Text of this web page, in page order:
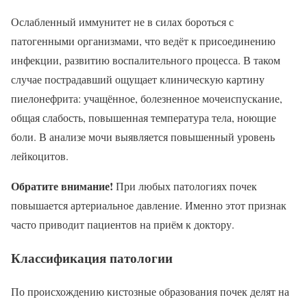
Ослабленный иммунитет не в силах бороться с
патогенными организмами, что ведёт к присоединению
инфекции, развитию воспалительного процесса. В таком
случае пострадавший ощущает клиническую картину
пиелонефрита: учащённое, болезненное мочеиспускание,
общая слабость, повышенная температура тела, ноющие
боли. В анализе мочи выявляется повышенный уровень
лейкоцитов.
Обратите внимание! При любых патологиях почек
повышается артериальное давление. Именно этот признак
часто приводит пациентов на приём к доктору.
Классификация патологии
По происхождению кистозные образования почек делят на